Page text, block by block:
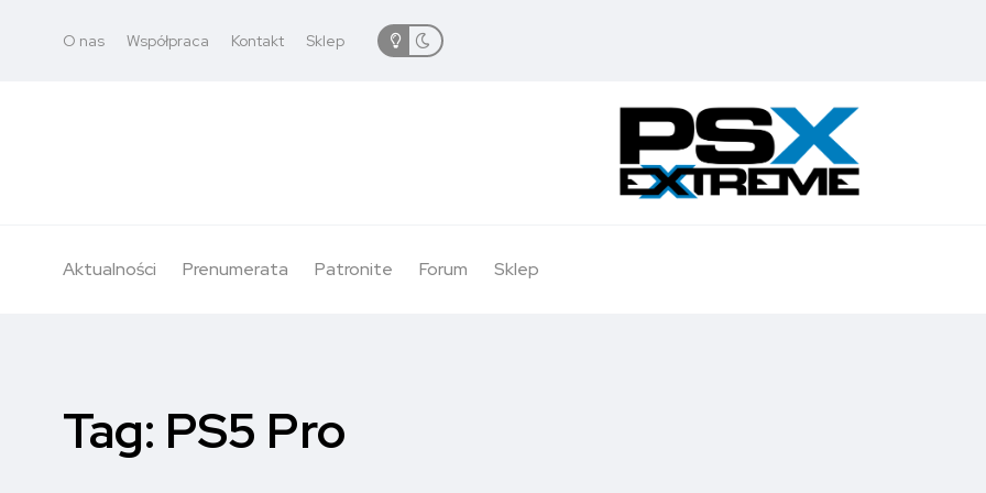
O nas Współpraca Kontakt Sklep
Aktualności Prenumerata Patronite Forum Sklep
Tag: PS5 Pro